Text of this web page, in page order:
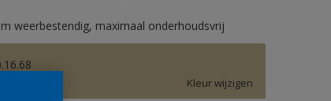
weerbestendig, maximaal onderhoudsvrij
Kleur wijzigen